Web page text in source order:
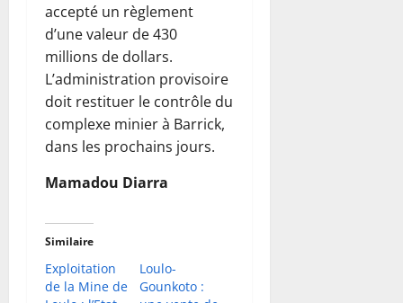
accepté un règlement
d’une valeur de 430
millions de dollars.
L’administration provisoire
doit restituer le contrôle du
complexe minier à Barrick,
dans les prochains jours.
Mamadou Diarra
Similaire
Exploitation
de la Mine de
Loulo-
Gounkoto :